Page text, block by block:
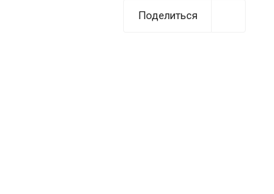
Поделиться